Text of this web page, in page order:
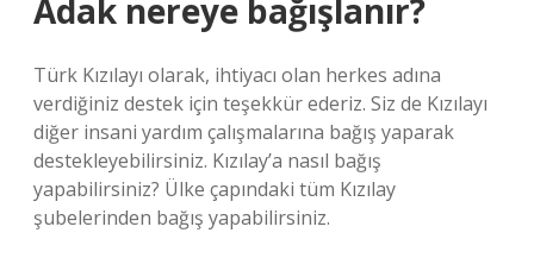
Adak nereye bağışlanır?
Türk Kızılayı olarak, ihtiyacı olan herkes adına
verdiğiniz destek için teşekkür ederiz. Siz de Kızılayı
diğer insani yardım çalışmalarına bağış yaparak
destekleyebilirsiniz. Kızılay’a nasıl bağış
yapabilirsiniz? Ülke çapındaki tüm Kızılay
şubelerinden bağış yapabilirsiniz.